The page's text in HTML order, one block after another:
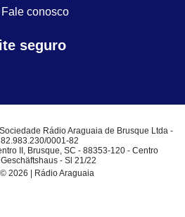
Fale conosco
seguro
Rádio Araguaia de Brusque Ltda -
0001-82
II, Brusque, SC - 88353-120 - Centro
- Sl 21/22
2026 | Rádio Araguaia